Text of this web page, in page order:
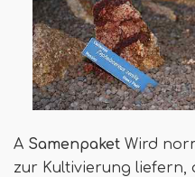
A Samenpaket Wird
zur Kultivierung liefern,